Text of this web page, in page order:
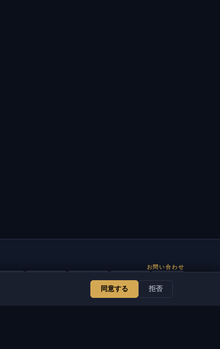
お問い合わせ
ニュース Discord Email
サイト・ボット開発
同意する 拒否